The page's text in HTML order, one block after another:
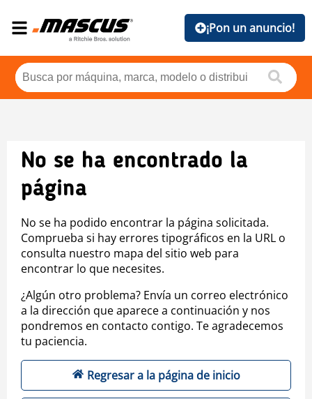
¡Pon un anuncio!
No se ha encontrado la
página
No se ha podido encontrar la página solicitada.
Comprueba si hay errores tipográficos en la URL o
consulta nuestro mapa del sitio web para
encontrar lo que necesites.
¿Algún otro problema? Envía un correo electrónico
a la dirección que aparece a continuación y nos
pondremos en contacto contigo. Te agradecemos
tu paciencia.
Regresar a la página de inicio